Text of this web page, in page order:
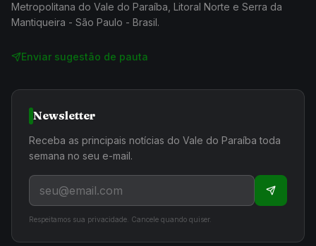
Metropolitana do Vale do Paraíba, Litoral Norte e Serra da
Mantiqueira - São Paulo - Brasil.
Enviar sugestão de pauta
Newsletter
Receba as principais notícias do Vale do Paraíba toda
semana no seu e-mail.
Respeitamos sua privacidade. Cancele quando quiser.